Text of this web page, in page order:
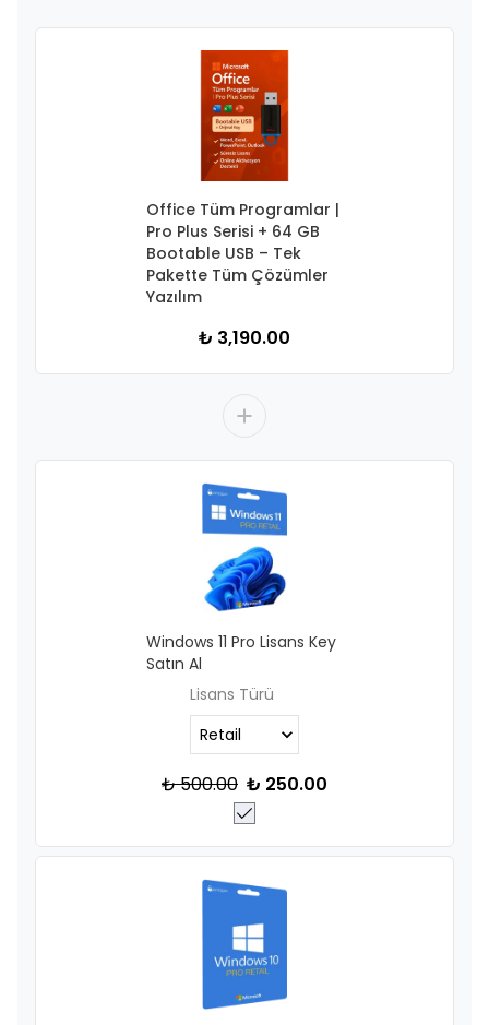
Office Tüm Programlar |
Pro Plus Serisi + 64 GB
Bootable USB – Tek
Pakette Tüm Çözümler
Yazılım
₺ 3,190.00
Windows 11 Pro Lisans Key
Satın Al
Lisans Türü
₺ 500.00 ₺ 250.00